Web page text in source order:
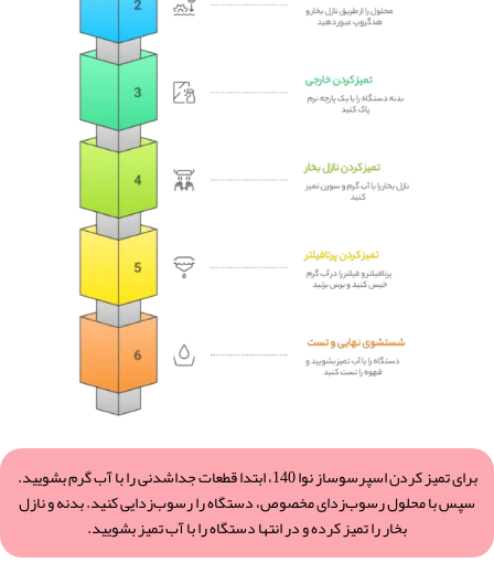
برای تمیز کردن اسپرسوساز نوا 140، ابتدا قطعات جداشدنی را با آب گرم بشویید.
سپس با محلول رسوب‌زدای مخصوص، دستگاه را رسوب‌زدایی کنید. بدنه و نازل
بخار را تمیز کرده و در انتها دستگاه را با آب تمیز بشویید.